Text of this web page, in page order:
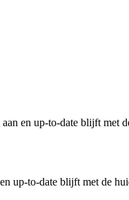
en up-to-date blijft met
up-to-date blijft met de